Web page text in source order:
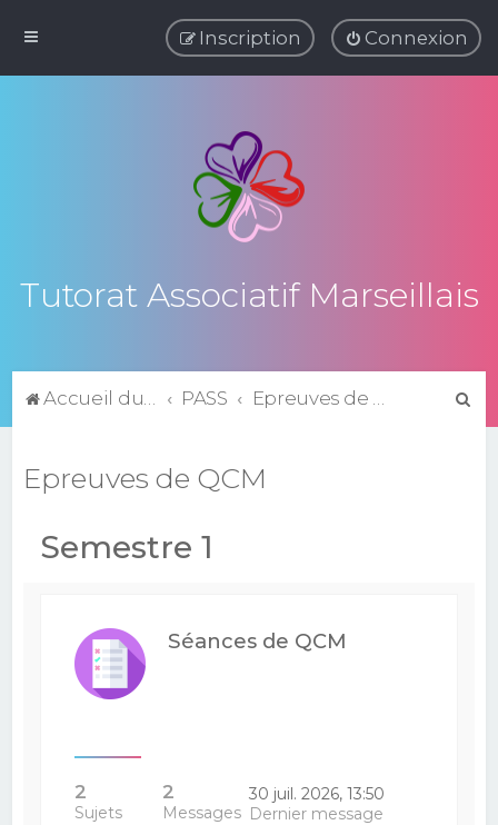
Connexion
Inscription
Tutorat Associatif Marseillais
Accueil du forum PASS Epreuves de QCM
Epreuves de QCM
Semestre 1
Séances de QCM
2
Sujets
2
Messages
30 juil. 2026, 13:50
Dernier message